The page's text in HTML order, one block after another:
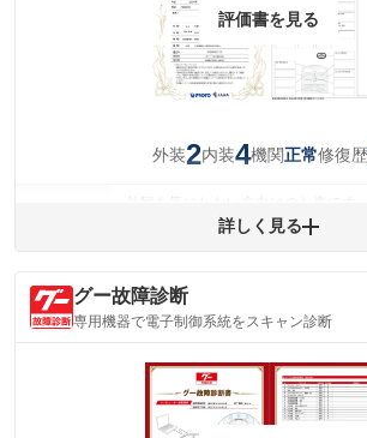
評価書を見る
外装2内装4機関正常修復歴
キズ・へこみについて問い合わせる
(内装状態)
機関 主要機関に不具合はありません。
詳細は鑑定書をご確認ください。
※グー鑑定は保証サービスではございません。購入
詳しく見る
グー故障診断
専用機器で電子制御系統をスキャン診断